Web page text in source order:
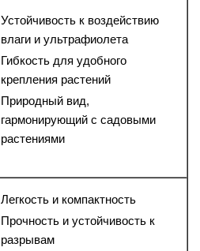
Устойчивость к воздействию
влаги и ультрафиолета
Гибкость для удобного
крепления растений
Природный вид,
гармонирующий с садовыми
растениями
Легкость и компактность
Прочность и устойчивость к
разрывам